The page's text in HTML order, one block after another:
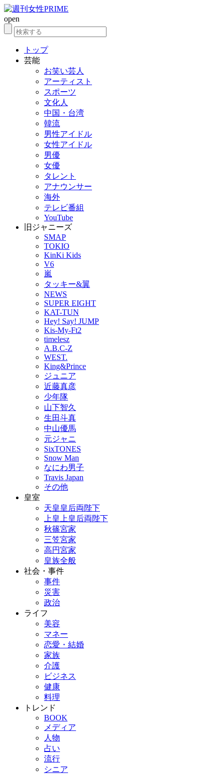
open
トップ
芸能
お笑い芸人
アーティスト
スポーツ
文化人
中国・台湾
韓流
男性アイドル
女性アイドル
男優
女優
タレント
アナウンサー
海外
テレビ番組
YouTube
旧ジャニーズ
SMAP
TOKIO
KinKi Kids
V6
嵐
タッキー&翼
NEWS
SUPER EIGHT
KAT-TUN
Hey! Say! JUMP
Kis-My-Ft2
timelesz
A.B.C-Z
WEST.
King&Prince
ジュニア
近藤真彦
少年隊
山下智久
生田斗真
中山優馬
元ジャニ
SixTONES
Snow Man
なにわ男子
Travis Japan
その他
皇室
天皇皇后両陛下
上皇上皇后両陛下
秋篠宮家
三笠宮家
高円宮家
皇族全般
社会・事件
事件
災害
政治
ライフ
美容
マネー
恋愛・結婚
家族
介護
ビジネス
健康
料理
トレンド
BOOK
メディア
人物
占い
流行
シニア